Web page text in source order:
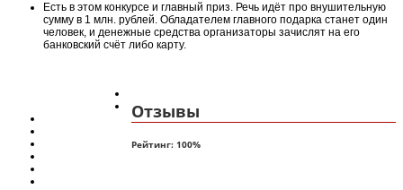
Есть в этом конкурсе и главный приз. Речь идёт про внушительную
сумму в 1 млн. рублей. Обладателем главного подарка станет один
человек, и денежные средства организаторы зачислят на его
банковский счёт либо карту.
Отзывы
Рейтинг:100%